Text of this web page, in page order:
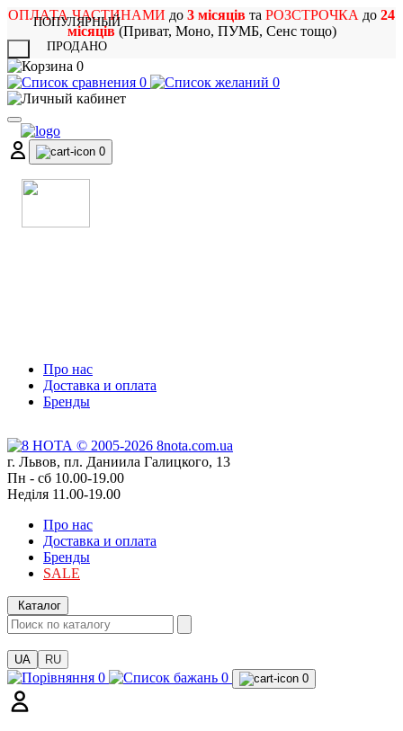
ОПЛАТА ЧАСТИНАМИ до 3 місяців та РОЗСТРОЧКА до 24
місяців(Приват, Моно, ПУМБ, Сенс тощо)
0
0
0
0
Про нас
Доставка и оплата
Бренды
г. Львов, пл. Даниила Галицкого, 13
Пн - сб 10.00-19.00
Неділя 11.00-19.00
Про нас
Доставка и оплата
Бренды
SALE
Каталог
UA RU
0 0 0
ПОПУЛЯРНЫЙ
ПРОДАНО